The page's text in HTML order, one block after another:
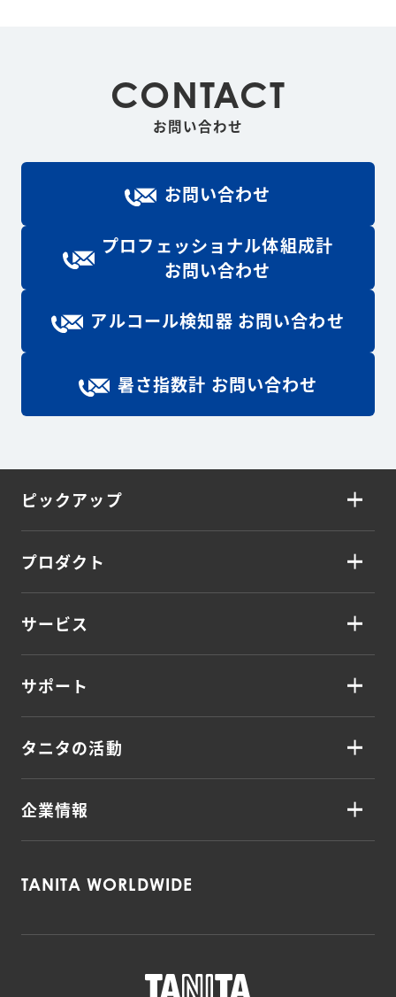
CONTACT
お問い合わせ
お問い合わせ
プロフェッショナル体組成計
お問い合わせ
アルコール検知器 お問い合わせ
暑さ指数計 お問い合わせ
ピックアップ
プロダクト
サービス
サポート
タニタの活動
企業情報
TANITA WORLDWIDE